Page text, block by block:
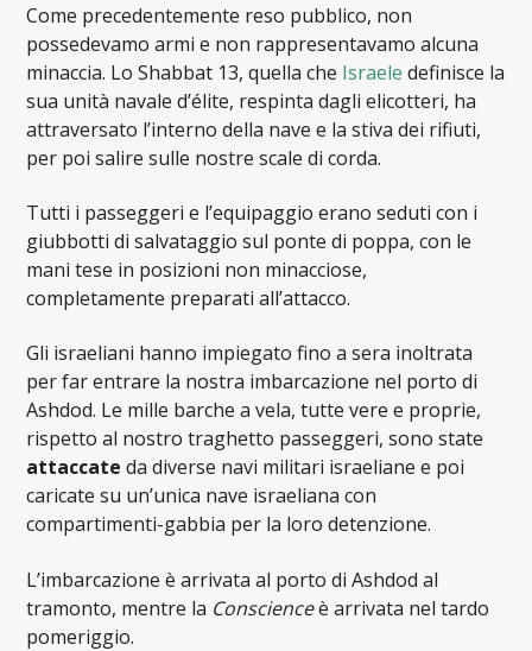
Come precedentemente reso pubblico, non
possedevamo armi e non rappresentavamo alcuna
minaccia. Lo Shabbat 13, quella che Israele definisce la
sua unità navale d’élite, respinta dagli elicotteri, ha
attraversato l’interno della nave e la stiva dei rifiuti,
per poi salire sulle nostre scale di corda.
Tutti i passeggeri e l’equipaggio erano seduti con i
giubbotti di salvataggio sul ponte di poppa, con le
mani tese in posizioni non minacciose,
completamente preparati all’attacco.
Gli israeliani hanno impiegato fino a sera inoltrata
per far entrare la nostra imbarcazione nel porto di
Ashdod. Le mille barche a vela, tutte vere e proprie,
rispetto al nostro traghetto passeggeri, sono state
attaccate da diverse navi militari israeliane e poi
caricate su un’unica nave israeliana con
compartimenti-gabbia per la loro detenzione.
L’imbarcazione è arrivata al porto di Ashdod al
tramonto, mentre la Conscienceè arrivata nel tardo
pomeriggio.